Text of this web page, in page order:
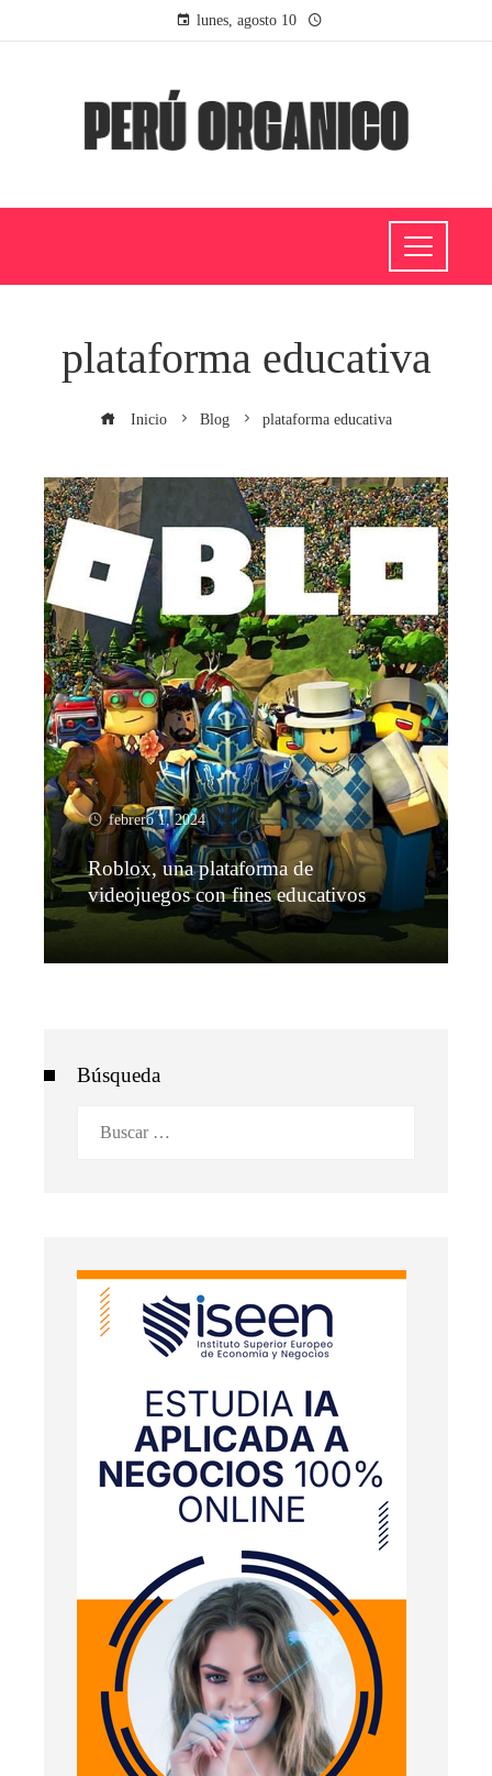
lunes, agosto 10
plataforma educativa
Inicio Blog plataforma educativa
febrero 1, 2024
Roblox, una plataforma de
videojuegos con fines educativos
Búsqueda